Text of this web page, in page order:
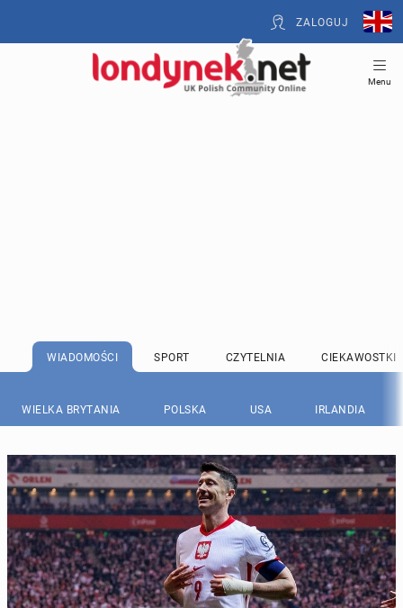
ZALOGUJ
Menu
WIADOMOŚCI SPORT CZYTELNIA CIEKAWOSTKI
WIELKA BRYTANIA POLSKA USA IRLANDIA